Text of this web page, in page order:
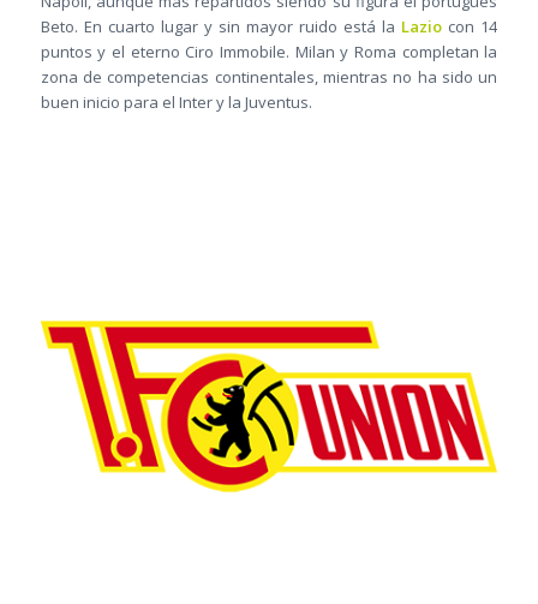
Beto. En cuarto lugar y sin mayor ruido está la Lazio con 14
puntos y el eterno Ciro Immobile. Milan y Roma completan la
zona de competencias continentales, mientras no ha sido un
buen inicio para el Inter y la Juventus.